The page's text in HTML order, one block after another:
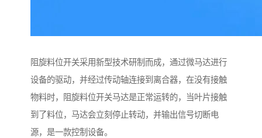
阻旋料位开关采用新型技术研制而成，通过微马达进行
设备的驱动，并经过传动轴连接到离合器，在没有接触
物料时，阻旋料位开关马达是正常运转的，当叶片接触
到了料位，马达会立刻停止转动，并输出信号切断电
源，是一款控制设备。